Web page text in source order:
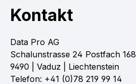
Kontakt
Data Pro AG
Schalunstrasse 24 Postfach 168
9490 | Vaduz | Liechtenstein
Telefon: +41 (0)78 219 99 14